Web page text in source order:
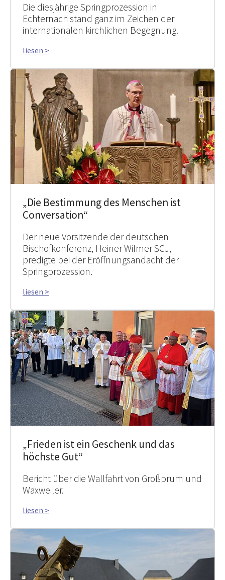
Die diesjährige Springprozession in
Echternach stand ganz im Zeichen der
internationalen kirchlichen Begegnung.
liesen >
„Die Bestimmung des Menschen ist
Conversation“
Der neue Vorsitzende der deutschen
Bischofkonferenz, Heiner Wilmer SCJ,
predigte bei der Eröffnungsandacht der
Springprozession.
liesen >
„Frieden ist ein Geschenk und das
höchste Gut“
Bericht über die Wallfahrt von Großprüm und
Waxweiler.
liesen >